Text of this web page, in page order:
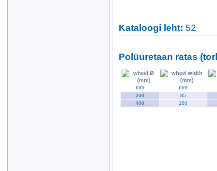
Kataloogi leht: 52
Polüuretaan ratas
mm mm
260
85
400
100